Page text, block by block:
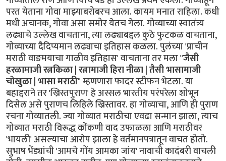
परत येताना गोवा माझ्याबरोबरच आला. कायम मनात राहिला. कधी
मधी अचानक, गोवा असा समोर येतच गेला. गोव्याच्या स्वातंत्र्य
लढ्याचे उल्लेख वाचताना, त्या लढ्याबद्दल कुठे फुटकळ वाचताना,
गोव्याच्या दैदिप्यमान लढ्याचा इतिहास कळला. पुलंच्या 'प्राचीन
मराठी वाङमयाचा गाळीव इतिहास' वाचताना तर मला "जैसी
हरळामाजी रत्नकिळा | रत्नामाजी हिरा नीळा | तैसी भासामाजी
चोखुळा | भासा मराठी" म्हणणारा फादर स्टीफन भेटला. या
बहाद्दराने तर 'ख्रिस्तपुराण' हे अस्सल भारतीय परंपरेला शोभून
दिसेल असे पुराणच लिहिले ख्रिस्तावर. हा गोव्याचा, आणि ही पुराण
रचना गोव्यातली. ज्या गोव्यात मराठीचा एवढा सन्मान झाला, त्याच
गोव्यात मराठी विरूद्ध कोंकणी वाद उफाळला आणि मराठीवर
'भायली' असल्याचा आरोप झाला हे वर्तमानपत्रातून वाचत होतो.
सुभाष भेंड्यांची 'आमचे गोंय आमका जांय' नावाची कादंबरी वाचली